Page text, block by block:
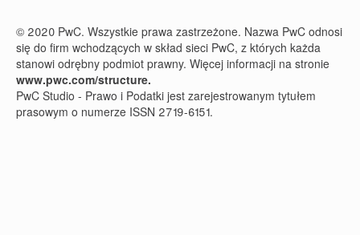
© 2020 PwC. Wszystkie prawa zastrzeżone. Nazwa PwC odnosi
się do firm wchodzących w skład sieci PwC, z których każda
stanowi odrębny podmiot prawny. Więcej informacji na stronie
www.pwc.com/structure.
PwC Studio - Prawo i Podatki jest zarejestrowanym tytułem
prasowym o numerze ISSN 2719-6151.